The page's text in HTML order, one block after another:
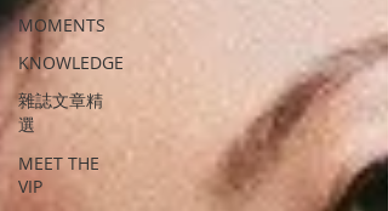
MOMENTS
KNOWLEDGE
雜誌文章精
選
MEET THE
VIP